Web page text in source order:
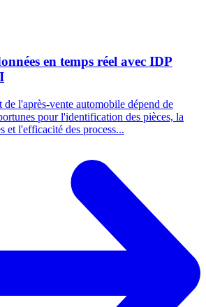
en temps réel avec IDP
l'après-vente automobile dépend de
pour l'identification des pièces, la
et l'efficacité des process...